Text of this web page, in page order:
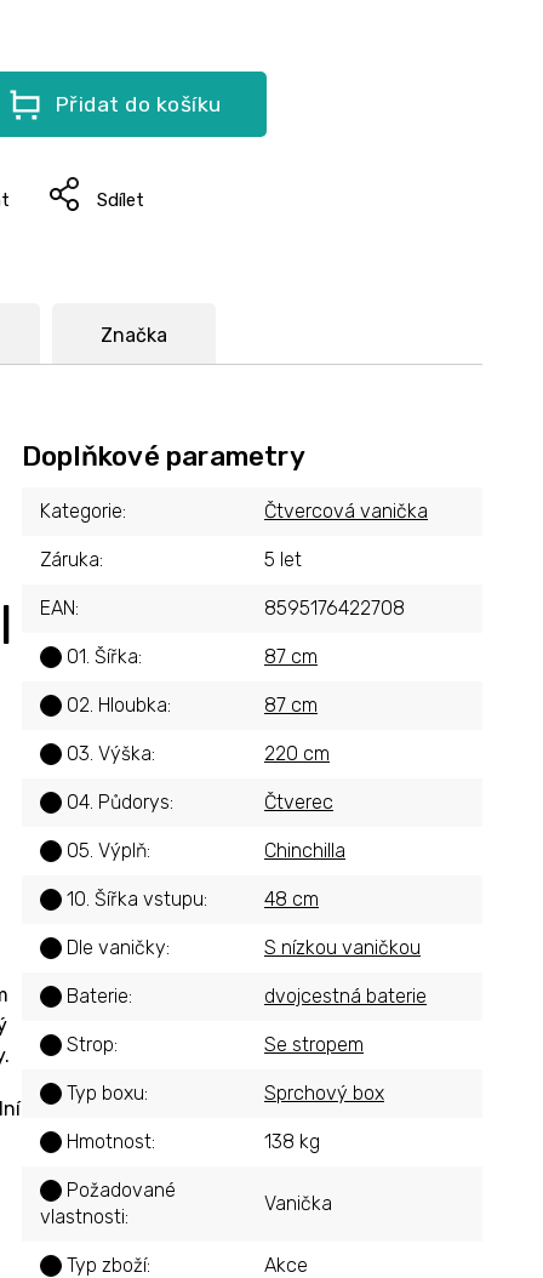
Přidat do košíku
Sdílet
Značka
Doplňkové parametry
Kategorie: Čtvercová vanička
Záruka: 5 let
EAN: 8595176422708
01. Šířka: 87 cm
02. Hloubka: 87 cm
03. Výška: 220 cm
04. Půdorys: Čtverec
05. Výplň: Chinchilla
10. Šířka vstupu: 48 cm
Dle vaničky: S nízkou vaničkou
Baterie: dvojcestná baterie
Strop: Se stropem
Typ boxu: Sprchový box
Hmotnost: 138 kg
Požadované
vlastnosti:
Vanička
Typ zboží: Akce